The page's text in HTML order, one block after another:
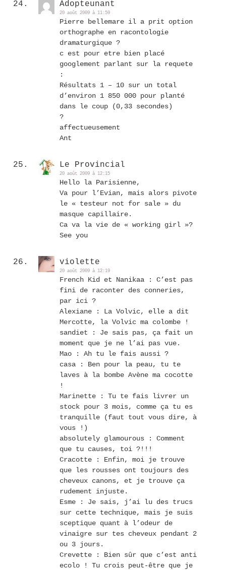
Adopteunant
20 août 2009 à 11:59
Pierre bellemare il a prit option
orthographe en racontologie
dramaturgique ?
c est pour etre bien placé
googlement parlant sur la requete
:
Résultats 1 – 10 sur un total
d’environ 1 850 000 pour planté
dans le coup (0,33 secondes)
?
affectueusement
Ant
Le Provincial
20 août 2009 à 12:15
Hello la Parisienne,
Va pour l’Evian, mais alors pivote
le « testeur not for sale » du
masque capillaire.
Ca va la vie de « working girl »?
See you
violette
20 août 2009 à 12:19
French Kid et Nanikaa : C’est pas
fini de raconter des conneries,
par ici ?
Alexiane : La Volvic, elle a dit
Mercotte, la Volvic ma colombe !
sandiet : Je sais pas, ça fait un
moment que je ne l’ai pas vue.
Mao : Ah tu le fais aussi ?
casa : Ben pour la peau, tu te
laves à la bombe Avène ma cocotte
!
Marinette : Tu te fais livrer un
stock pour 3 mois, comme ça tu es
tranquille (faut tout vous dire, à
vous !)
absolutely glamourous : Comment
que tu causes, toi ?!!!
Cracotte : Enfin, moi je trouve
que les rousses ont toujours des
cheveux canons, et je trouve ça
rudement injuste.
Esme : Je sais, j’ai lu des trucs
sur cette technique, mais je suis
sceptique quant à l’odeur de
vinaigre sur tes cheveux pendant 2
ou 3 jours.
Crevette : Bien sûr que c’est anti
ecolo ! Tu crois peut-être que je